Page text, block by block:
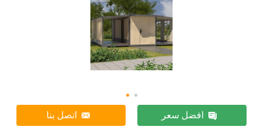
افضل سعر اتصل بنا